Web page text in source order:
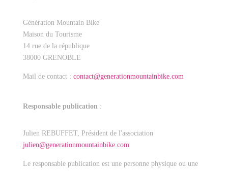
Génération Mountain Bike
Maison du Tourisme
14 rue de la république
38000 GRENOBLE
Mail de contact : contact@generationmountainbike.com
Responsable publication :
Julien REBUFFET, Président de l'association
julien@generationmountainbike.com
Le responsable publication est une personne physique ou une